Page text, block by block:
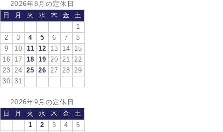
2026年8月の定休日
日
月 火 水 木 金
土
1
2
3 4 5 6 7
8
9
10 11 12 13 14
15
16
17 18 19 20 21
22
23
24 25 26 27 28
29
30
31
2026年9月の定休日
日
月 火 水 木 金
土
1
2 3 4
5